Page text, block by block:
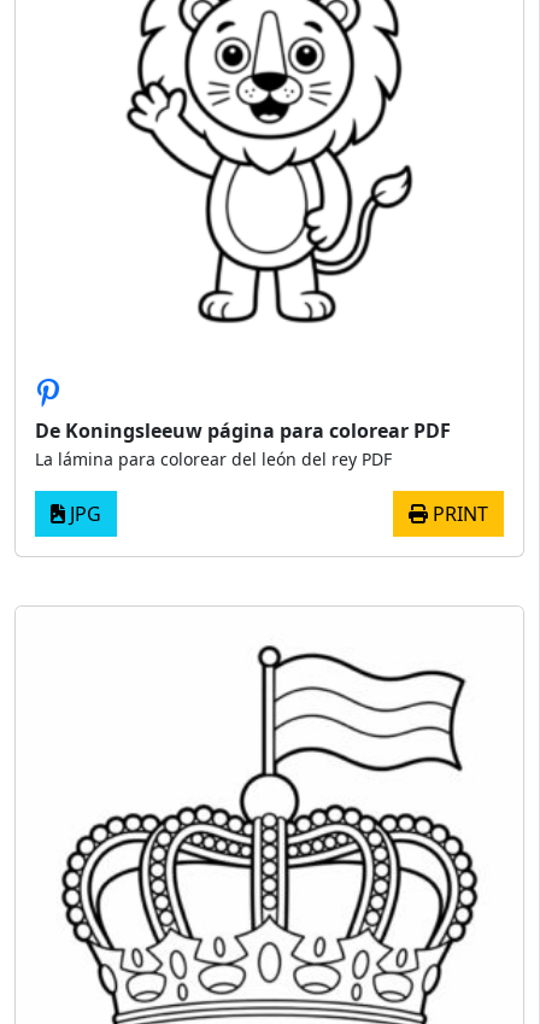
De Koningsleeuw página para colorear PDF
La lámina para colorear del león del rey PDF
JPG PRINT